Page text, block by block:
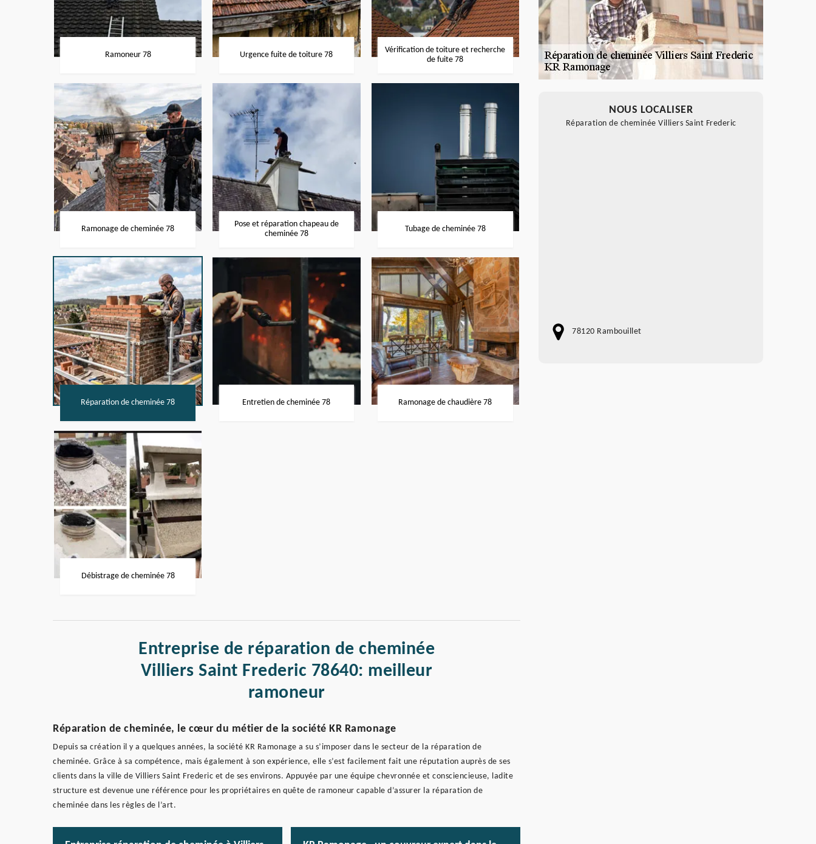
Ramoneur 78 Urgence fuite de toiture 78
Vérification de toiture et recherche
de fuite 78
Ramonage de cheminée 78
Pose et réparation chapeau de
cheminée 78
Tubage de cheminée 78
Réparation de cheminée 78 Entretien de cheminée 78 Ramonage de chaudière 78
Débistrage de cheminée 78
Entreprise de réparation de cheminée
Villiers Saint Frederic 78640: meilleur
ramoneur
Réparation de cheminée, le cœur du métier de la société KR Ramonage
Depuis sa création il y a quelques années, la société KR Ramonage a su s’imposer dans le secteur de la réparation de
cheminée. Grâce à sa compétence, mais également à son expérience, elle s’est facilement fait une réputation auprès de ses
clients dans la ville de Villiers Saint Frederic et de ses environs. Appuyée par une équipe chevronnée et consciencieuse, ladite
structure est devenue une référence pour les propriétaires en quête de ramoneur capable d’assurer la réparation de
cheminée dans les règles de l’art.
NOUS LOCALISER
Réparation de cheminée Villiers Saint Frederic
78120 Rambouillet